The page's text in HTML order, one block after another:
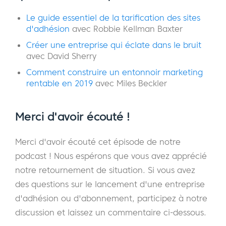
marketing et sa vision des clients avec
lesquels il travaille.
Ensuite, Stuart m'interroge sur les raisons qui
m'ont poussé à créer MemberMouse, sur
mon parcours d'entrepreneur, sur les
spécificités de la plate-forme MemberMouse
grands défis, les plus grands obstacles et les
confrontés les entrepreneurs en ligne
aujourd'hui. Nous parlons également de
l'importance de la communauté lorsqu'il
s'agit de créer une entreprise d'adhésion ou
d'abonnement, et je partage des conseils
pratiques sur la façon dont les entrepreneurs
Le guide essentiel de la tarification des sites
d'adhésion avec Robbie Kellman Baxter
Créer une entreprise qui éclate dans le bruit
avec David Sherry
Comment construire un entonnoir marketing
rentable en 2019 avec Miles Beckler
Merci d'avoir écouté !
Merci d'avoir écouté cet épisode de notre
podcast ! Nous espérons que vous avez apprécié
notre retournement de situation. Si vous avez
des questions sur le lancement d'une entreprise
d'adhésion ou d'abonnement, participez à notre
discussion et laissez un commentaire ci-dessous.